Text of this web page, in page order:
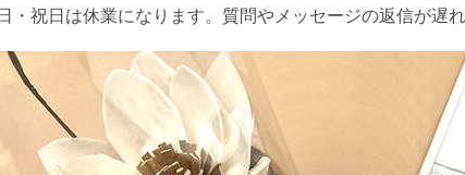
・祝日は休業になります。質問やメッセージの返信が遅